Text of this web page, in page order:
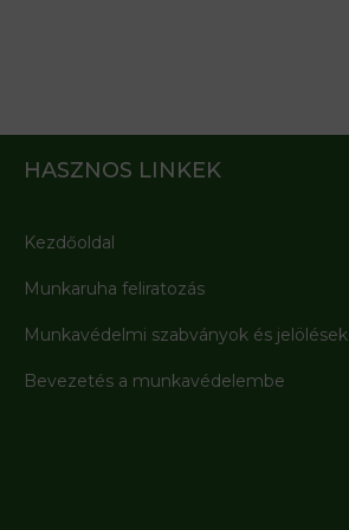
HASZNOS LINKEK
Kezdőoldal
Munkaruha feliratozás
Munkavédelmi szabványok és jelölések
Bevezetés a munkavédelembe